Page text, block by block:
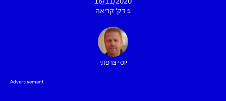
1 דק'
קריאה
יוסי צרפתי
Advertisement